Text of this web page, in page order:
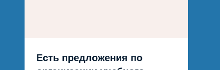
Есть предложения по